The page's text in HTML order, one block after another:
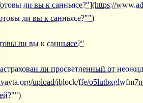
ли вы к санньясе?"](https://
ли вы к санньясе?"")
ли вы к санньясе?"
ли просветленный от
upload/iblock/ffe/